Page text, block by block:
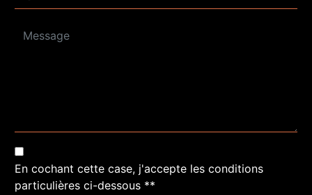
En cochant cette case, j'accepte les conditions
particulières ci-dessous **